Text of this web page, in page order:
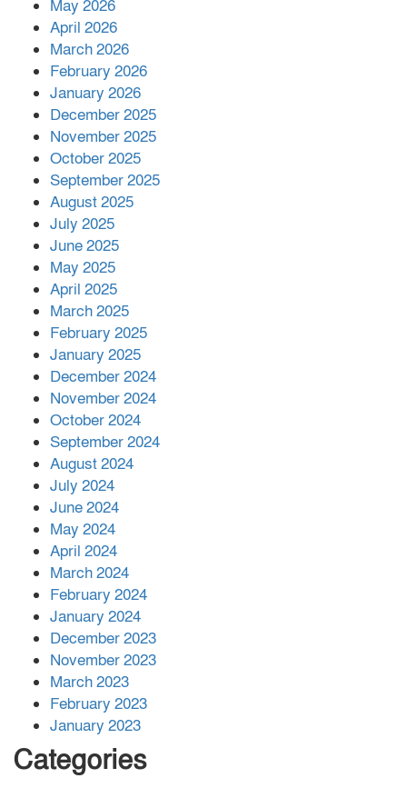
পর ফোন তারেক রহমানের,গ্যাস সঙ্কট
সহায়তা দিলেন সাচিং প্রু জেরী
May 2026
April 2026
March 2026
February 2026
January 2026
December 2025
November 2025
October 2025
September 2025
August 2025
July 2025
June 2025
May 2025
April 2025
March 2025
February 2025
January 2025
December 2024
November 2024
October 2024
September 2024
August 2024
July 2024
June 2024
May 2024
April 2024
March 2024
February 2024
January 2024
December 2023
November 2023
March 2023
February 2023
January 2023
Categories